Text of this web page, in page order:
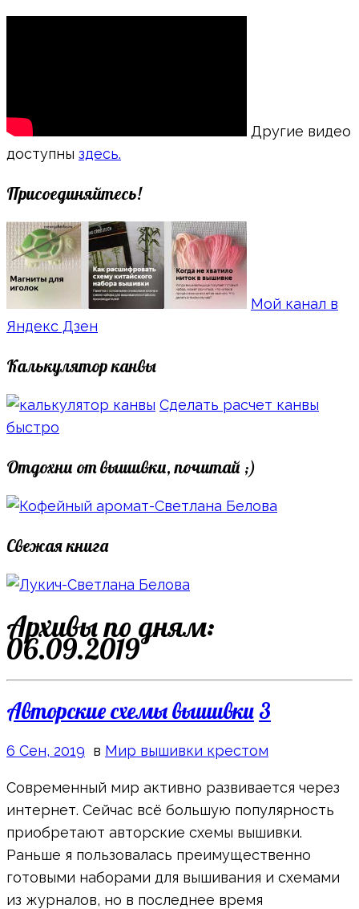
Другие видео
доступны здесь.
Присоединяйтесь!
Мой канал в
Яндекс Дзен
Калькулятор канвы
Сделать расчет канвы
быстро
Отдохни от вышивки, почитай ;)
Свежая книга
Архивы по дням:
06.09.2019
Авторские схемы вышивки 3
6 Сен, 2019 в Мир вышивки крестом
Современный мир активно развивается через
интернет. Сейчас всё большую популярность
приобретают авторские схемы вышивки.
Раньше я пользовалась преимущественно
готовыми наборами для вышивания и схемами
из журналов, но в последнее время